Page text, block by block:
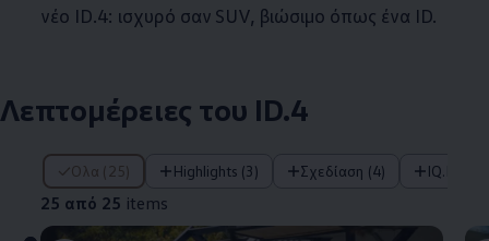
νέο ID.4: ισχυρό σαν SUV, βιώσιμο όπως ένα ID.
Λεπτομέρειες του ID.4
Όλα (25) Highlights (3) Σχεδίαση (4)
25 από 25 items
25 από 25 items